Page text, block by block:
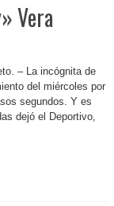
Vera
– La incógnita de
del miércoles por
segundos. Y es
dejó el Deportivo,